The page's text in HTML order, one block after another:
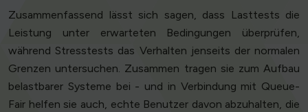
Zusammenfassend lässt sich sagen, dass Lasttests die
Leistung unter erwarteten Bedingungen überprüfen,
während Stresstests das Verhalten jenseits der normalen
Grenzen untersuchen. Zusammen tragen sie zum Aufbau
belastbarer Systeme bei - und in Verbindung mit Queue-
Fair helfen sie auch, echte Benutzer davon abzuhalten, die